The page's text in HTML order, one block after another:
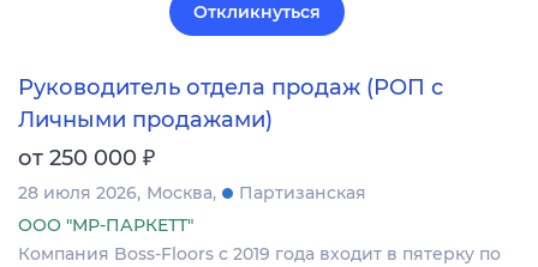
Откликнуться
Руководитель отдела продаж (РОП с
Личными продажами)
от 250 000 ₽
28 июля 2026 Москва
Партизанская
ООО "МР-ПАРКЕТТ"
Компания Boss-Floors с 2019 года входит в пятерку по